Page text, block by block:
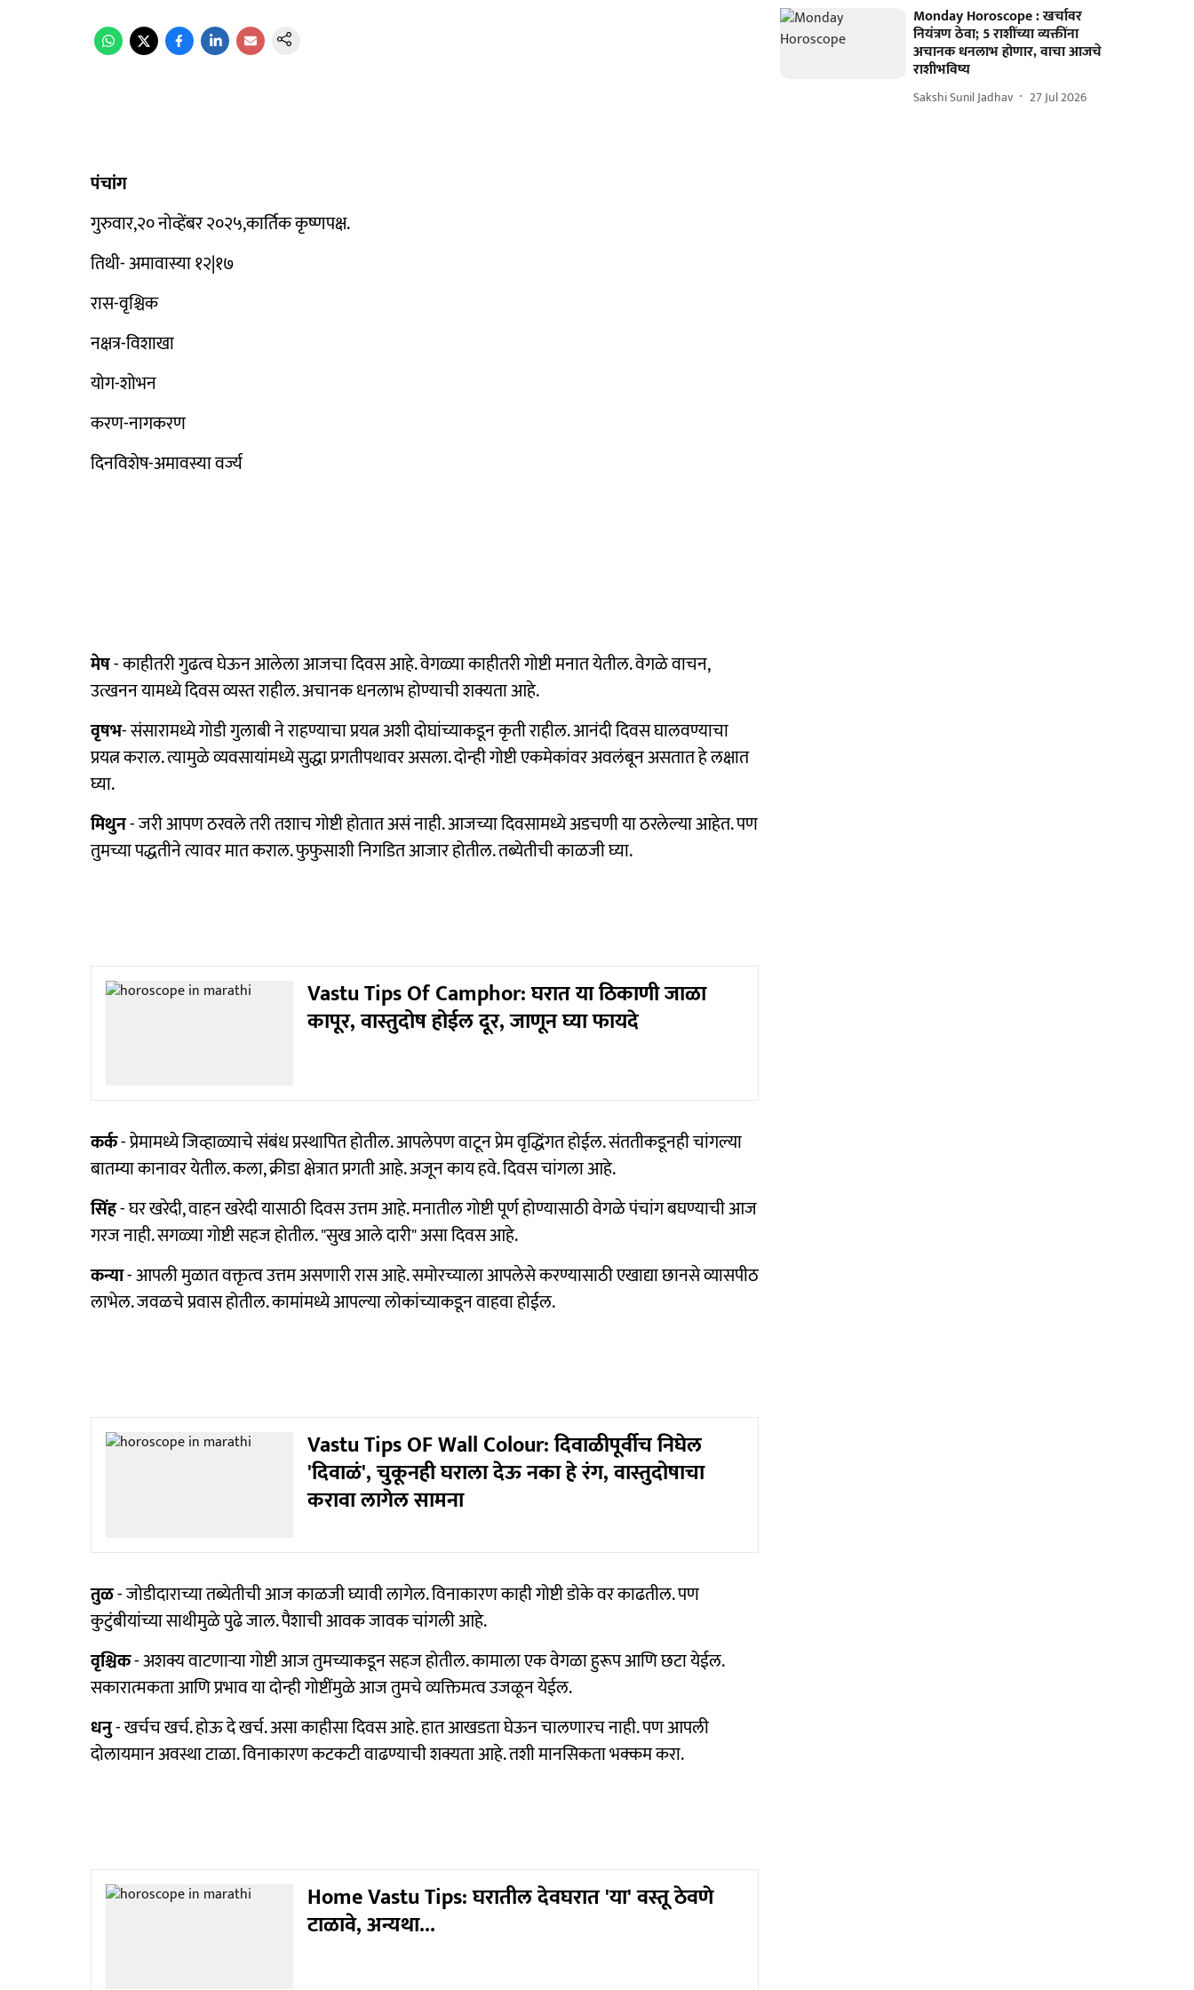
पंचांग
गुरुवार,२० नोव्हेंबर २०२५,कार्तिक कृष्णपक्ष.
तिथी- अमावास्या १२|१७
रास-वृश्चिक
नक्षत्र-विशाखा
योग-शोभन
करण-नागकरण
दिनविशेष-अमावस्या वर्ज्य
मेष- काहीतरी गुढत्व घेऊन आलेला आजचा दिवस आहे. वेगळ्या काहीतरी गोष्टी मनात येतील. वेगळे वाचन,
उत्खनन यामध्ये दिवस व्यस्त राहील. अचानक धनलाभ होण्याची शक्यता आहे.
वृषभ- संसारामध्ये गोडी गुलाबी ने राहण्याचा प्रयत्न अशी दोघांच्याकडून कृती राहील. आनंदी दिवस घालवण्याचा
प्रयत्न कराल. त्यामुळे व्यवसायांमध्ये सुद्धा प्रगतीपथावर असला. दोन्ही गोष्टी एकमेकांवर अवलंबून असतात हे लक्षात
घ्या.
मिथुन- जरी आपण ठरवले तरी तशाच गोष्टी होतात असं नाही. आजच्या दिवसामध्ये अडचणी या ठरलेल्या आहेत. पण
तुमच्या पद्धतीने त्यावर मात कराल. फुफुसाशी निगडित आजार होतील. तब्येतीची काळजी घ्या.
Vastu Tips Of Camphor: घरात या ठिकाणी जाळा
कापूर, वास्तुदोष होईल दूर, जाणून घ्या फायदे
कर्क- प्रेमामध्ये जिव्हाळ्याचे संबंध प्रस्थापित होतील. आपलेपण वाटून प्रेम वृद्धिंगत होईल. संततीकडूनही चांगल्या
बातम्या कानावर येतील. कला, क्रीडा क्षेत्रात प्रगती आहे. अजून काय हवे. दिवस चांगला आहे.
सिंह- घर खरेदी, वाहन खरेदी यासाठी दिवस उत्तम आहे. मनातील गोष्टी पूर्ण होण्यासाठी वेगळे पंचांग बघण्याची आज
गरज नाही. सगळ्या गोष्टी सहज होतील. "सुख आले दारी" असा दिवस आहे.
कन्या- आपली मुळात वक्तृत्व उत्तम असणारी रास आहे. समोरच्याला आपलेसे करण्यासाठी एखाद्या छानसे व्यासपीठ
लाभेल. जवळचे प्रवास होतील. कामांमध्ये आपल्या लोकांच्याकडून वाहवा होईल.
Vastu Tips OF Wall Colour: दिवाळीपूर्वीच निघेल
'दिवाळं', चुकूनही घराला देऊ नका हे रंग, वास्तुदोषाचा
करावा लागेल सामना
तुळ- जोडीदाराच्या तब्येतीची आज काळजी घ्यावी लागेल. विनाकारण काही गोष्टी डोके वर काढतील. पण
कुटुंबीयांच्या साथीमुळे पुढे जाल. पैशाची आवक जावक चांगली आहे.
वृश्चिक- अशक्य वाटणाऱ्या गोष्टी आज तुमच्याकडून सहज होतील. कामाला एक वेगळा हुरूप आणि छटा येईल.
सकारात्मकता आणि प्रभाव या दोन्ही गोष्टींमुळे आज तुमचे व्यक्तिमत्व उजळून येईल.
धनु- खर्चच खर्च. होऊ दे खर्च. असा काहीसा दिवस आहे. हात आखडता घेऊन चालणारच नाही. पण आपली
दोलायमान अवस्था टाळा. विनाकारण कटकटी वाढण्याची शक्यता आहे. तशी मानसिकता भक्कम करा.
Home Vastu Tips: घरातील देवघरात 'या' वस्तू ठेवणे
टाळावे, अन्यथा...
Monday Horoscope : खर्चावर
नियंत्रण ठेवा; 5 राशींच्या व्यक्तींना
अचानक धनलाभ होणार, वाचा आजचे
राशीभविष्य
Sakshi Sunil Jadhav 27 Jul 2026